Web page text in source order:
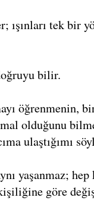
ışınları tek bir
bilir.
öğrenmenin,
olduğunu
ulaştığımı
yaşanmaz;
göre